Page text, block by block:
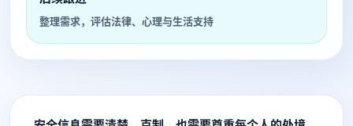
整理需求，评估法律、心理与生活支持